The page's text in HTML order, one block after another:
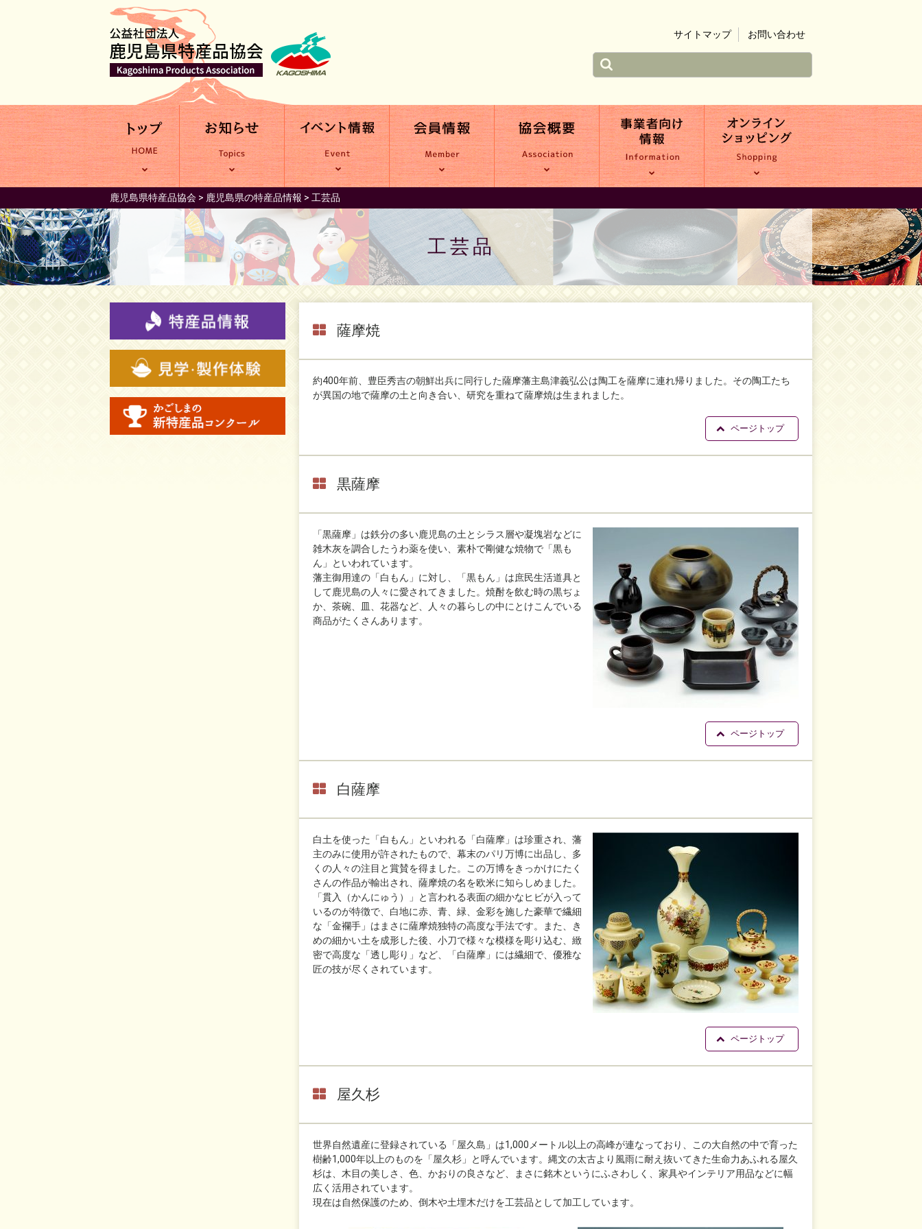
サイトマップ お問い合わせ
鹿児島県特産品協会 > 鹿児島県の特産品情報 > 工芸品
工芸品
薩摩焼
約400年前、豊臣秀吉の朝鮮出兵に同行した薩摩藩主島津義弘公は陶工を薩摩に連れ帰りました。その陶工たち
が異国の地で薩摩の土と向き合い、研究を重ねて薩摩焼は生まれました。
ページトップ
黒薩摩
「黒薩摩」は鉄分の多い鹿児島の土とシラス層や凝塊岩などに
雑木灰を調合したうわ薬を使い、素朴で剛健な焼物で「黒も
ん」といわれています。
藩主御用達の「白もん」に対し、「黒もん」は庶民生活道具と
して鹿児島の人々に愛されてきました。焼酎を飲む時の黒ぢょ
か、茶碗、皿、花器など、人々の暮らしの中にとけこんでいる
商品がたくさんあります。
ページトップ
白薩摩
白土を使った「白もん」といわれる「白薩摩」は珍重され、藩
主のみに使用が許されたもので、幕末のパリ万博に出品し、多
くの人々の注目と賞賛を得ました。この万博をきっかけにたく
さんの作品が輸出され、薩摩焼の名を欧米に知らしめました。
「貫入（かんにゅう）」と言われる表面の細かなヒビが入って
いるのが特徴で、白地に赤、青、緑、金彩を施した豪華で繊細
な「金襴手」はまさに薩摩焼独特の高度な手法です。また、き
めの細かい土を成形した後、小刀で様々な模様を彫り込む、緻
密で高度な「透し彫り」など、「白薩摩」には繊細で、優雅な
匠の技が尽くされています。
ページトップ
屋久杉
世界自然遺産に登録されている「屋久島」は1,000メートル以上の高峰が連なっており、この大自然の中で育った
樹齢1,000年以上のものを「屋久杉」と呼んでいます。縄文の太古より風雨に耐え抜いてきた生命力あふれる屋久
杉は、木目の美しさ、色、かおりの良さなど、まさに銘木というにふさわしく、家具やインテリア用品などに幅
広く活用されています。
現在は自然保護のため、倒木や土埋木だけを工芸品として加工しています。